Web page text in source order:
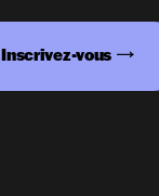
Inscrivez-vous